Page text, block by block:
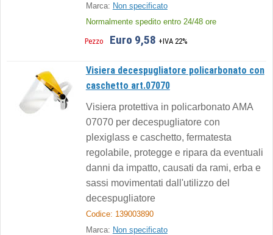
Marca: Non specificato
Normalmente spedito entro 24/48 ore
Pezzo Euro 9,58 +IVA 22%
Visiera decespugliatore policarbonato con
caschetto art.07070
Visiera protettiva in policarbonato AMA
07070 per decespugliatore con
plexiglass e caschetto, fermatesta
regolabile, protegge e ripara da eventuali
danni da impatto, causati da rami, erba e
sassi movimentati dall'utilizzo del
decespugliatore
Codice: 139003890
Marca: Non specificato